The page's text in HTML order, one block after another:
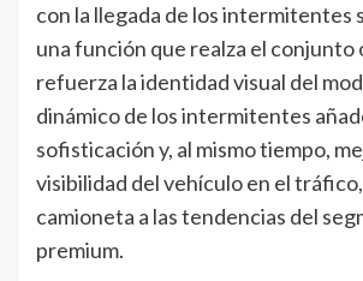
con la llegada de los intermitentes
una función que realza el conjunto
refuerza la identidad visual del
dinámico de los intermitentes
sofisticación y, al mismo tiempo,
visibilidad del vehículo en el
camioneta a las tendencias del
premium.